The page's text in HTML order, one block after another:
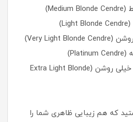
۱۲.۱: بلوند دودی خیلی خیلی روشن (Extra Light Blonde
که هم زیبایی ظاهری شما را